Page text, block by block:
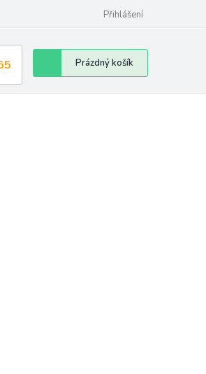
Přihlášení
Nákupní
košík
Prázdný košík